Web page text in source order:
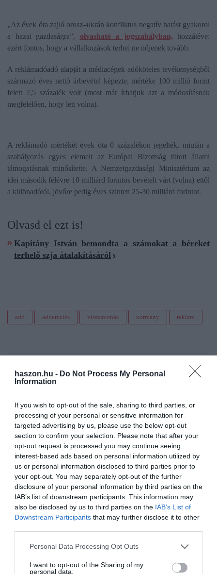
haszon.hu - Do Not Process My Personal
Information
If you wish to opt-out of the sale, sharing to third parties, or
processing of your personal or sensitive information for
targeted advertising by us, please use the below opt-out
section to confirm your selection. Please note that after your
opt-out request is processed you may continue seeing
interest-based ads based on personal information utilized by
us or personal information disclosed to third parties prior to
your opt-out. You may separately opt-out of the further
disclosure of your personal information by third parties on the
IAB’s list of downstream participants. This information may
also be disclosed by us to third parties on the IAB’s List of
Downstream Participants that may further disclose it to other
Please note that this website/app uses one or more Google
not limited to your visit or usage behaviour. You may click to
Personal Data Processing Opt Outs
I want to opt-out of the Sharing of my
personal data.
„Az évek óta zajló orosz–ukrán konfliktus negatív hatást gyakorol
a hazai gazdaságra”, olvasható a jogszabályban, hozzátéve:
ezért fontos, hogy a vállalkozások terhei ne nőjenek tovább.
A reklámadóadó alapját a médiacégek adóköteles tevékenységből
származó éves nettó árbevétel képezte, mértéke 100 millió forint
felett 7,5 százalék volt (most már írhatjuk azt a módosításnak
megfelelően, hogy lett volna).
A reklámadó mértékét évek óta 0 százalékon jegelték, miután a
szabályozás egyes elemeit az Európai Bizottság tiltott állami
támogatásnak minősítette. A Nemzetgazdasági Minisztérium az
idei második félévre 10 milliárd forintos bevételt várt (volna) ettől
a különadótól, jövőre pedig éves szinten 25-30 milliárd forintot.
Olvasd el ezt is!
Kapitány István bemondta a számokat a béreket
terhelő szja átalakításáról
adó adóemelés visszavonás kormány reklám